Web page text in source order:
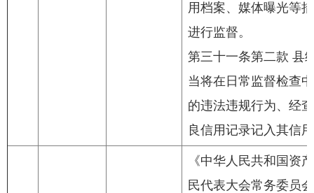
用档案、媒体曝光等
进行监督。
第三十一条第二款 县
当将在日常监督检查
的违法违规行为、经
良信用记录记入其信
《中华人民共和国资
民代表大会常务委员